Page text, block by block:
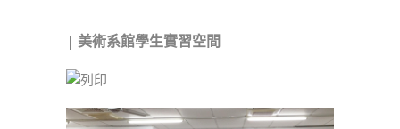
| 美術系館學生實習空間